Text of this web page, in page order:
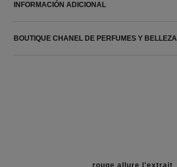
INFORMACIÓN ADICIONAL
BOUTIQUE CHANEL DE PERFUMES Y BELLEZA
rouge allure l'extrait